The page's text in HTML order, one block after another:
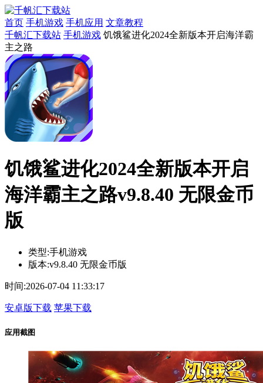
首页 手机游戏 手机应用 文章教程
千帆汇下载站 手机游戏 饥饿鲨进化2024全新版本开启海洋霸
主之路
饥饿鲨进化2024全新版本开启
海洋霸主之路v9.8.40 无限金币
版
类型:手机游戏
版本:v9.8.40 无限金币版
时间:2026-07-04 11:33:17
安卓版下载 苹果下载
应用截图